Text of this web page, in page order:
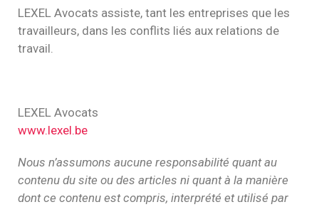
LEXEL Avocats assiste, tant les entreprises que les
travailleurs, dans les conflits liés aux relations de
travail.
LEXEL Avocats
www.lexel.be
Nous n’assumons aucune responsabilité quant au
contenu du site ou des articles ni quant à la manière
dont ce contenu est compris, interprété et utilisé par